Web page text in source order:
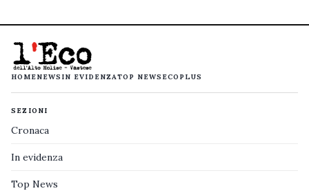
HOMENEWS IN EVIDENZATOP NEWS ECOPLUS
SEZIONI
Cronaca
In evidenza
Top News